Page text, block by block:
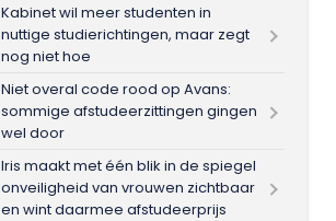
Kabinet wil meer studenten in
nuttige studierichtingen, maar zegt
nog niet hoe
Niet overal code rood op Avans:
sommige afstudeerzittingen gingen
wel door
Iris maakt met één blik in de spiegel
onveiligheid van vrouwen zichtbaar
en wint daarmee afstudeerprijs